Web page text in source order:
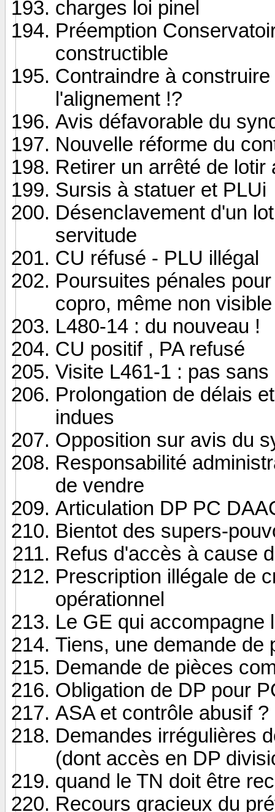
charges loi pinel
Préemption
constructible
Contraindre à
l'alignement !?
Avis défavorable du
Nouvelle réforme du
Retirer un arrêté de
Sursis à statuer et PLUi
Désenclavement d'un
servitude
CU réfusé - PLU illégal
Poursuites pénales
copro, même non visible
L480-14 : du nouveau !
CU positif , PA refusé
Visite L461-1 : pas
Prolongation de délais
indues
Opposition sur avis du
Responsabilité
de vendre
Articulation DP PC
Bientot des supers-
Refus d'accès à cause
Prescription illégale de
opérationnel
Le GE qui accompagne
Tiens, une demande de
Demande de pièces
Obligation de DP pour
ASA et contrôle abusif ?
Demandes irrégulières
(dont accès en DP
quand le TN doit être
Recours gracieux du